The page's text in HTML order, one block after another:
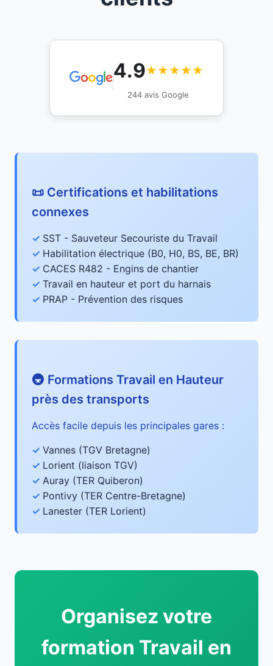
4.9★★★★★
244 avis Google
📜 Certifications et habilitations
connexes
SST - Sauveteur Secouriste du Travail
Habilitation électrique (B0, H0, BS, BE, BR)
CACES R482 - Engins de chantier
Travail en hauteur et port du harnais
PRAP - Prévention des risques
🚇 Formations Travail en Hauteur
près des transports
Accès facile depuis les principales gares :
Vannes (TGV Bretagne)
Lorient (liaison TGV)
Auray (TER Quiberon)
Pontivy (TER Centre-Bretagne)
Lanester (TER Lorient)
Organisez votre
formation Travail en